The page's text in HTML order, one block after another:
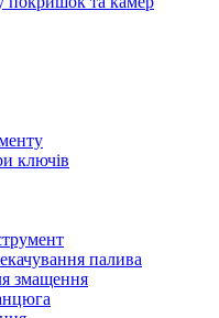
ключів
палива
змащення